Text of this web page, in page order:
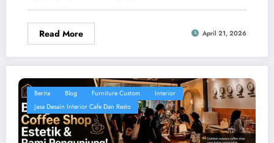
Read More April 21, 2026
Berita Blog Furniture Custom
Interior
Jasa Desain Interior Cafe Dan Resto